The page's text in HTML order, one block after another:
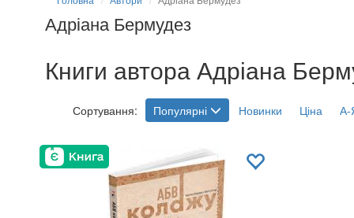
Адріана Бермудез
Книги автора Адріана
Сортування: Популярні Новинки Ціна А-